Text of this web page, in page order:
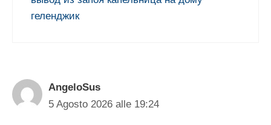
геленджик
AngeloSus
5 Agosto 2026 alle 19:24